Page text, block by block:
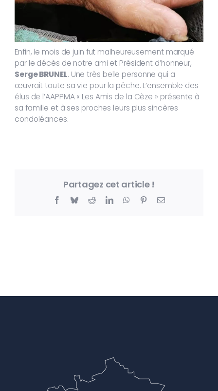
Enfin, le mois de juin fut malheureusement marqué
par le décès de notre ami et Président d’honneur,
Serge BRUNEL. Une très belle personne qui a
œuvrait toute sa vie pour la pêche. L’ensemble des
élus de l’AAPPMA « Les Amis de la Cèze » présente à
sa famille et à ses proches leurs plus sincères
condoléances.
Partagez cet article !
Facebook
BlueskyRedditLinkedInWhatsApp
PinterestEmail